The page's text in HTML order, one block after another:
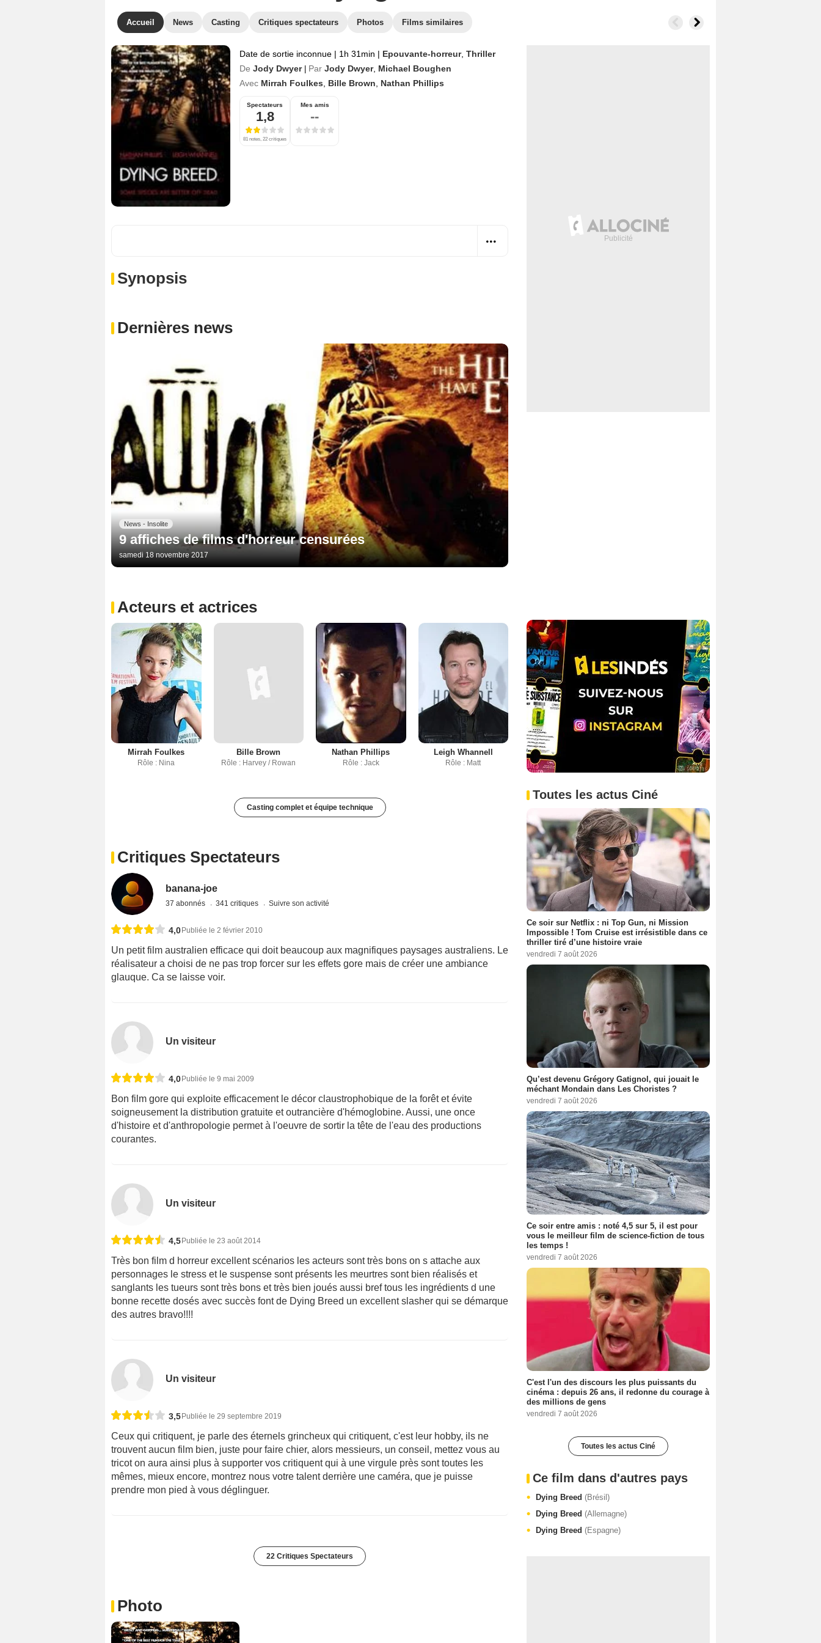
Accueil News Casting Critiques spectateurs Photos Films similaires
Date de sortie inconnue | 1h 31min | Epouvante-horreur, Thriller
De Jody Dwyer Par Jody Dwyer, Michael Boughen
Avec Mirrah Foulkes Bille Brown Nathan Phillips
Spectateurs
1,8
81 notes, 22 critiques
Mes amis
--
Synopsis
Dernières news
News - Insolite
9 affiches de films d'horreur censurées
samedi 18 novembre 2017
Acteurs et actrices
Mirrah Foulkes
Rôle : Nina
Bille Brown
Rôle : Harvey / Rowan
Nathan Phillips
Rôle : Jack
Leigh Whannell
Rôle : Matt
Casting complet et équipe technique
Critiques Spectateurs
banana-joe
37 abonnés 341 critiques Suivre son activité
4,0Publiée le 2 février 2010
Un petit film australien efficace qui doit beaucoup aux magnifiques paysages australiens. Le
réalisateur a choisi de ne pas trop forcer sur les effets gore mais de créer une ambiance
glauque. Ca se laisse voir.
Un visiteur
4,0Publiée le 9 mai 2009
Bon film gore qui exploite efficacement le décor claustrophobique de la forêt et évite
soigneusement la distribution gratuite et outrancière d'hémoglobine. Aussi, une once
d'histoire et d'anthropologie permet à l'oeuvre de sortir la tête de l'eau des productions
courantes.
Un visiteur
4,5 Publiée le 23 août 2014
Très bon film d horreur excellent scénarios les acteurs sont très bons on s attache aux
personnages le stress et le suspense sont présents les meurtres sont bien réalisés et
sanglants les tueurs sont très bons et très bien joués aussi bref tous les ingrédients d une
bonne recette dosés avec succès font de Dying Breed un excellent slasher qui se démarque
des autres bravo!!!!
Un visiteur
3,5 Publiée le 29 septembre 2019
Ceux qui critiquent, je parle des éternels grincheux qui critiquent, c'est leur hobby, ils ne
trouvent aucun film bien, juste pour faire chier, alors messieurs, un conseil, mettez vous au
tricot on aura ainsi plus à supporter vos critiquent qui à une virgule près sont toutes les
mêmes, mieux encore, montrez nous votre talent derrière une caméra, que je puisse
prendre mon pied à vous déglinguer.
22 Critiques Spectateurs
Photo
Toutes les actus Ciné
Ce soir sur Netflix : ni Top Gun, ni Mission
Impossible ! Tom Cruise est irrésistible dans ce
thriller tiré d’une histoire vraie
vendredi 7 août 2026
Qu’est devenu Grégory Gatignol, qui jouait le
méchant Mondain dans Les Choristes ?
vendredi 7 août 2026
Ce soir entre amis : noté 4,5 sur 5, il est pour
vous le meilleur film de science-fiction de tous
les temps !
vendredi 7 août 2026
C'est l'un des discours les plus puissants du
cinéma : depuis 26 ans, il redonne du courage à
des millions de gens
vendredi 7 août 2026
Toutes les actus Ciné
Ce film dans d'autres pays
Dying Breed (Brésil)
Dying Breed (Allemagne)
Dying Breed (Espagne)